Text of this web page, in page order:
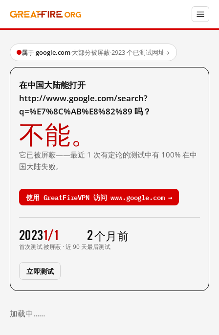
属于 google.com·大部分被屏蔽·2923 个已测试网址→
在中国大陆能打开
http://www.google.com/search?
q=%E7%8C%AB%E8%82%89 吗？
不能。
它已被屏蔽——最近 1 次有定论的测试中有 100% 在中
国大陆失败。
使用 GreatFireVPN 访问 www.google.com →
2023
首次测试
1/1
被屏蔽 · 近 90 天
2 个月前
最后测试
立即测试
加载中……